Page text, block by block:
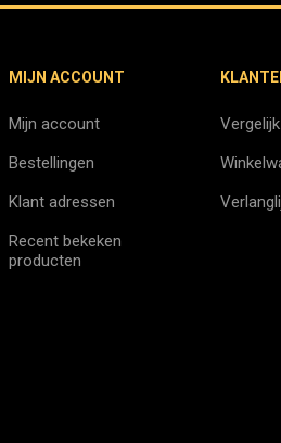
MIJN ACCOUNT
Mijn account
Bestellingen
Klant adressen
Recent bekeken
producten